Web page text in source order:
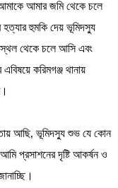
আমার জমি থেকে চলে
হুমকি দেয় ভূমিদস্যু
থেকে চলে আসি এবং
করিমগঞ্জ থানায়
আছি, ভূমিদস্যু শুভ যে কোন
প্রসাশনের দৃষ্টি আকর্ষন ও